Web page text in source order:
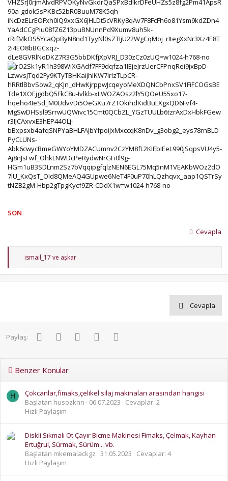
SON
Cevapla
T
p
k
:
ismail_17 ve aşkar
Cevapla
Paylaş: FacebookTwitter PinterestWhatsApp
Benzer Konular
H
Çokcanlar,fimaks,çelikel silaj makinaları arasından hangisi
Başlatan husozknn
06.07.2023
Cevaplar: 2
Hızlı Paylaşım
Diskli Sıkmalı Ot Çayır Biçme Makinesi Fimaks, Çelmak, Kayhan
Ertuğrul, Sürmak, Sürüm... vb.
Başlatan mkemalackgz 31.05.2023
Cevaplar: 4
Hızlı Paylaşım